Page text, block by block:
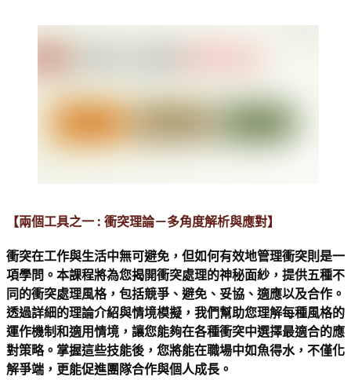
【兩個工具之一 : 衝突理論－多角度解析與應對】
衝突在工作與生活中無可避免，但如何有效地管理衝突則是一
項學問。本課程將為您揭開衝突處理的神秘面紗，提供五種不
同的衝突處理風格，包括競爭、避免、妥協、適應以及合作。
透過詳細的理論介紹與情境模擬，我們幫助您理解每種風格的
運作機制和適用情境，讓您能夠在各種衝突中選擇最適合的應
對策略。掌握這些技能後，您將能在職場中如魚得水，不僅化
解爭端，更能促進團隊合作與個人成長。